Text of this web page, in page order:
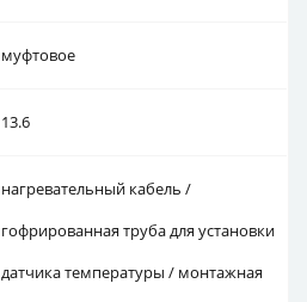
муфтовое
13.6
нагревательный кабель /
гофрированная труба для установки
датчика температуры / монтажная